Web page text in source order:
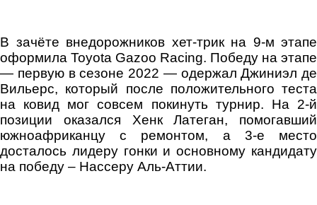
В зачёте внедорожников хет-трик на 9-м этапе
оформила Toyota Gazoo Racing. Победу на этапе
— первую в сезоне 2022 — одержал Джиниэл де
Вильерс, который после положительного теста
на ковид мог совсем покинуть турнир. На 2-й
позиции оказался Хенк Латеган, помогавший
южноафриканцу с ремонтом, а 3-е место
досталось лидеру гонки и основному кандидату
на победу – Нассеру Аль-Аттии.